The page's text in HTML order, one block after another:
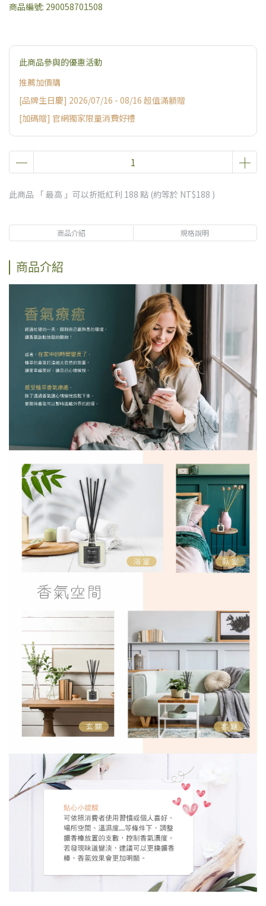
商品編號: 290058701508
此商品參與的優惠活動
推薦加價購
[品牌生日慶] 2026/07/16 - 08/16 超值滿額贈
[加碼贈] 官網獨家限量消費好禮
此商品 「 最高 」可以折抵紅利 188 點 (約等於 NT$188 )
商品介紹 規格說明
商品介紹